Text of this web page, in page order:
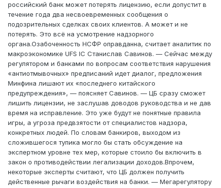
российский банк может потерять лицензию, если допустит в
течение года два несвоевременных сообщения о
подозрительных сделках своих клиентов. А может и не
потерять. Это всё на усмотрение надзорного
органа.Озабоченность НСФР оправданна, считает аналитик по
макроэкономике UFS IC Станислав Савинов. — Сейчас между
регулятором и банками по вопросам соответствия нарушения
«антиотмывочных» предписаний идет диалог, предложения
Минфина лишают их «последнего китайского
предупреждения», — поясняет Савинов. — ЦБ сразу сможет
лишить лицензии, не заслушав доводов руководства и не дав
время на исправление. Это уже будут не понятные правила
игры, а угроза предвзятости от специалистов надзора,
конкретных людей. По словам банкиров, выходом из
сложившегося тупика могло бы стать обсуждение на
экспертном уровне тех мер, которые стоило бы включить в
закон о противодействии легализации доходов.Впрочем,
некоторые эксперты считают, что ЦБ должен получить
действенные рычаги воздействия на банки. — Мегарегулятору